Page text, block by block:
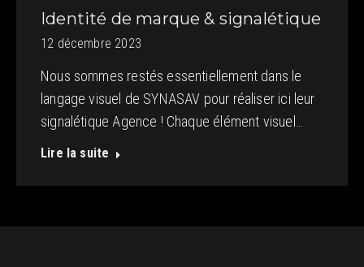
Identité de marque & signalétique
12 décembre 2023
Nous sommes restés essentiellement dans le
langage visuel de SYNASAV pour réaliser ici leur
signalétique Agence ! Chaque élément visuel…
Lire la suite